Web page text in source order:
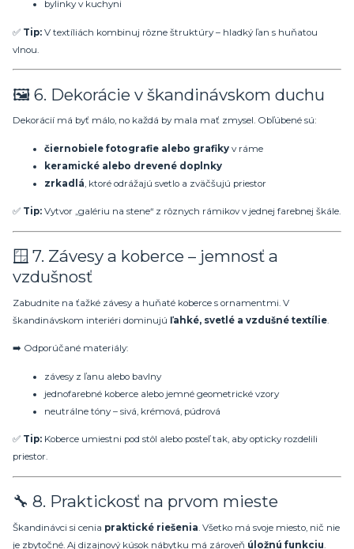
bylinky v kuchyni
✅ Tip: V textíliách kombinuj rôzne štruktúry – hladký ľan s huňatou
vlnou.
🖼️ 6. Dekorácie v škandinávskom duchu
Dekorácií má byť málo, no každá by mala mať zmysel. Obľúbené sú:
čiernobiele fotografie alebo grafiky v ráme
keramické alebo drevené doplnky
zrkadlá, ktoré odrážajú svetlo a zväčšujú priestor
✅ Tip: Vytvor „galériu na stene“ z rôznych rámikov v jednej farebnej škále.
🪟 7. Závesy a koberce – jemnosť a
vzdušnosť
Zabudnite na ťažké závesy a huňaté koberce s ornamentmi. V
škandinávskom interiéri dominujú ľahké, svetlé a vzdušné textílie.
➡️ Odporúčané materiály:
závesy z ľanu alebo bavlny
jednofarebné koberce alebo jemné geometrické vzory
neutrálne tóny – sivá, krémová, púdrová
✅ Tip: Koberce umiestni pod stôl alebo posteľ tak, aby opticky rozdelili
priestor.
🔧 8. Praktickosť na prvom mieste
Škandinávci si cenia praktické riešenia. Všetko má svoje miesto, nič nie
je zbytočné. Aj dizajnový kúsok nábytku má zároveň úložnú funkciu.